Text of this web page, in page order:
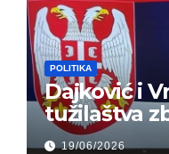
POLITIKA
Dajković i
tužilaštva
gusle
19/06/2026